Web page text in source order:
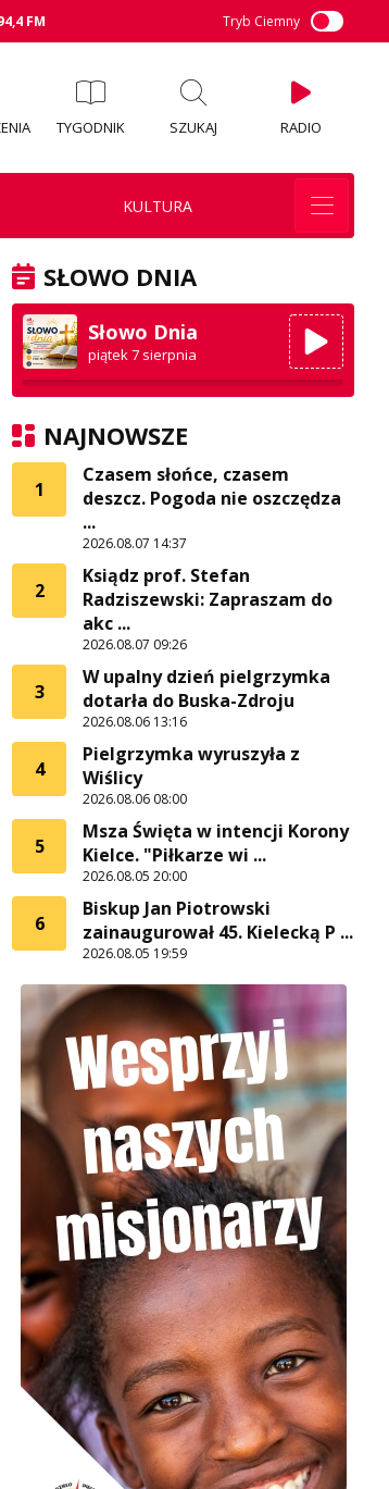
FM Tryb Ciemny
TYGODNIK SZUKAJ RADIO
KULTURA
SŁOWO DNIA
Słowo Dnia
piątek 7 sierpnia
NAJNOWSZE
1
Czasem słońce, czasem
deszcz. Pogoda nie oszczędza
...
2026.08.07 14:37
2
Ksiądz prof. Stefan
Radziszewski: Zapraszam do
akc ...
2026.08.07 09:26
3
W upalny dzień pielgrzymka
dotarła do Buska-Zdroju
2026.08.06 13:16
4
Pielgrzymka wyruszyła z
Wiślicy
2026.08.06 08:00
5
Msza Święta w intencji Korony
Kielce. "Piłkarze wi ...
2026.08.05 20:00
6
Biskup Jan Piotrowski
zainaugurował 45. Kielecką P ...
2026.08.05 19:59